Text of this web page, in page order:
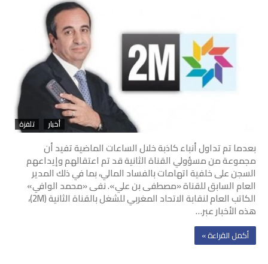
أخبار تلفزة
بعدما تم تداول أنباء كاذبة خلال الساعات الماضية تفيد أن
مجموعة من مسؤولي القناة الثانية قد تم اعتقالهم وإيداعهم
السجن على خلفية اتهامات بالفساد المالي، بما في ذلك المدير
العام السابق للقناة «مصطفى بن علي». نفى «محمد الوافي»
الكاتب العام لنقابة الاتحاد المغربي للشغل بالقناة الثانية (2M)،
هذه الأخبار عبر…
‫أكمل القراءة »‬